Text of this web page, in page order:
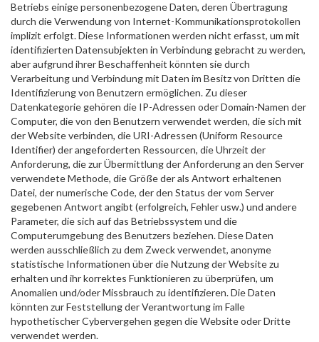
Betriebs einige personenbezogene Daten, deren Übertragung
durch die Verwendung von Internet-Kommunikationsprotokollen
implizit erfolgt. Diese Informationen werden nicht erfasst, um mit
identifizierten Datensubjekten in Verbindung gebracht zu werden,
aber aufgrund ihrer Beschaffenheit könnten sie durch
Verarbeitung und Verbindung mit Daten im Besitz von Dritten die
Identifizierung von Benutzern ermöglichen. Zu dieser
Datenkategorie gehören die IP-Adressen oder Domain-Namen der
Computer, die von den Benutzern verwendet werden, die sich mit
der Website verbinden, die URI-Adressen (Uniform Resource
Identifier) der angeforderten Ressourcen, die Uhrzeit der
Anforderung, die zur Übermittlung der Anforderung an den Server
verwendete Methode, die Größe der als Antwort erhaltenen
Datei, der numerische Code, der den Status der vom Server
gegebenen Antwort angibt (erfolgreich, Fehler usw.) und andere
Parameter, die sich auf das Betriebssystem und die
Computerumgebung des Benutzers beziehen. Diese Daten
werden ausschließlich zu dem Zweck verwendet, anonyme
statistische Informationen über die Nutzung der Website zu
erhalten und ihr korrektes Funktionieren zu überprüfen, um
Anomalien und/oder Missbrauch zu identifizieren. Die Daten
könnten zur Feststellung der Verantwortung im Falle
hypothetischer Cybervergehen gegen die Website oder Dritte
verwendet werden.